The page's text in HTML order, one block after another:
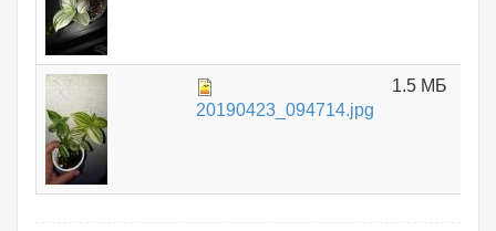
20190423_094714.jpg
1.5 МБ